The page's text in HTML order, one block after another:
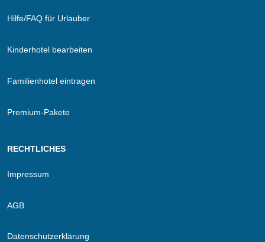
Hilfe/FAQ für Urlauber
Kinderhotel bearbeiten
Familienhotel eintragen
Premium-Pakete
RECHTLICHES
Impressum
AGB
Datenschutzerklärung